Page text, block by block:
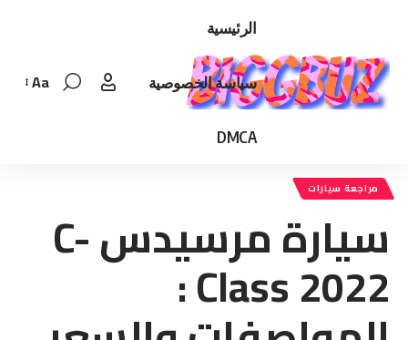
الرئيسية
سياسة الخصوصية
DMCA
Font
Aa
مراجعة سيارات
سيارة مرسيدس C-
Class 2022 :